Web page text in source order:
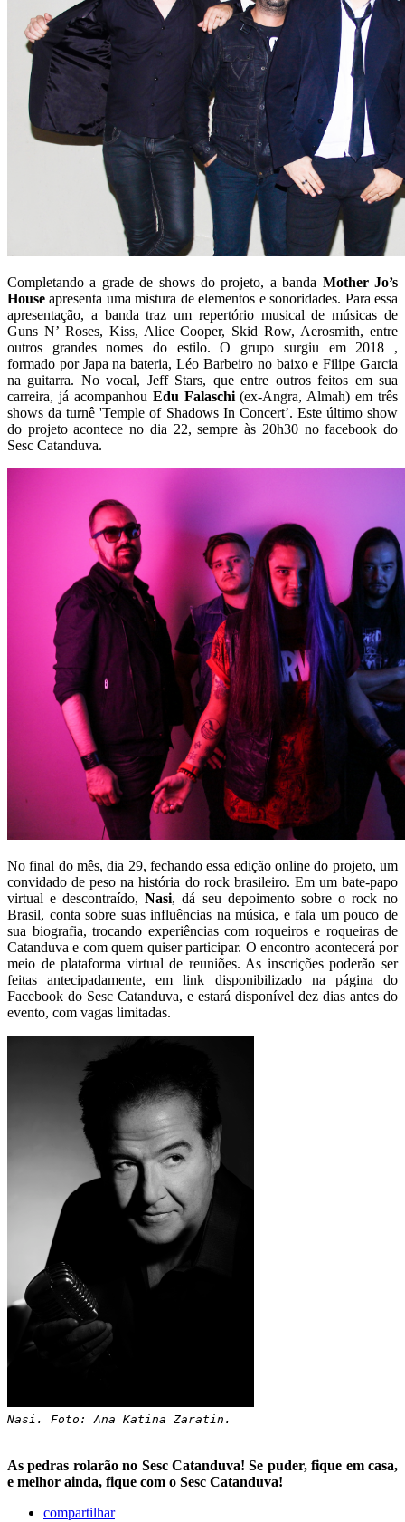
Completando a grade de shows do projeto, a banda Mother Jo’s
House apresenta uma mistura de elementos e sonoridades. Para essa
apresentação, a banda traz um repertório musical de músicas de
Guns N’ Roses, Kiss, Alice Cooper, Skid Row, Aerosmith, entre
outros grandes nomes do estilo. O grupo surgiu em 2018 ,
formado por Japa na bateria, Léo Barbeiro no baixo e Filipe Garcia
na guitarra. No vocal, Jeff Stars, que entre outros feitos em sua
carreira, já acompanhou Edu Falaschi(ex-Angra, Almah) em três
shows da turnê 'Temple of Shadows In Concert’. Este último show
do projeto acontece no dia 22, sempre às 20h30 no facebook do
Sesc Catanduva.
No final do mês, dia 29, fechando essa edição online do projeto, um
convidado de peso na história do rock brasileiro. Em um bate-papo
virtual e descontraído,Nasi, dá seu depoimento sobre o rock no
Brasil, conta sobre suas influências na música, e fala um pouco de
sua biografia, trocando experiências com roqueiros e roqueiras de
Catanduva e com quem quiser participar. O encontro acontecerá por
meio de plataforma virtual de reuniões. As inscrições poderão ser
feitas antecipadamente, em link disponibilizado na página do
Facebook do Sesc Catanduva, e estará disponível dez dias antes do
evento, com vagas limitadas.
Nasi. Foto: Ana Katina Zaratin.
As pedras rolarão no Sesc Catanduva! Se puder, fique em casa,
e melhor ainda, fique com o Sesc Catanduva!
compartilhar